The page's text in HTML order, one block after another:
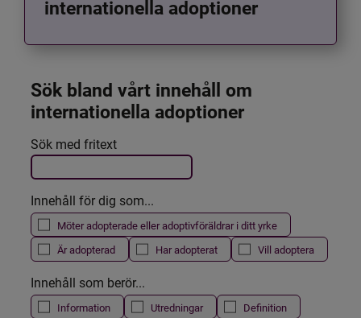
internationella adoptioner
Sök bland vårt innehåll om
internationella adoptioner
Filtrera resultatet
Det här formuläret postas automatiskt
Sök med fritext
Innehåll för dig som...
Möter adopterade eller adoptivföräldrar i ditt yrke
Är adopterad
Har adopterat Vill adoptera
Innehåll som berör...
Information Utredningar
Definition